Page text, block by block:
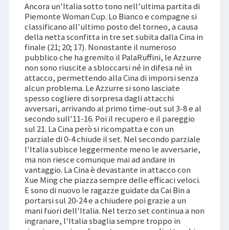
Ancora un'Italia sotto tono nell’ultima partita di
Piemonte Woman Cup. Lo Bianco e compagne si
classificano all'ultimo posto del torneo, a causa
della netta sconfitta in tre set subita dalla Cina in
finale (21; 20; 17). Nonostante il numeroso
pubblico che ha gremito il PalaRuffini, le Azzurre
non sono riuscite a sbloccarsi né in difesa né in
attacco, permettendo alla Cina di imporsi senza
alcun problema. Le Azzurre si sono lasciate
spesso cogliere di sorpresa dagli attacchi
avversari, arrivando al primo time-out sul 3-8 e al
secondo sull'11-16. Poi il recupero e il pareggio
sul 21. La Cina però si ricompatta e con un
parziale di 0-4 chiude il set. Nel secondo parziale
l'Italia subisce leggermente meno le avversarie,
ma non riesce comunque mai ad andare in
vantaggio. La Cina è devastante in attacco con
Xue Ming che piazza sempre delle efficaci veloci.
E sono di nuovo le ragazze guidate da Cai Bin a
portarsi sul 20-24 e a chiudere poi grazie a un
mani fuori dell'Italia. Nel terzo set continua a non
ingranare, l'Italia sbaglia sempre troppo in